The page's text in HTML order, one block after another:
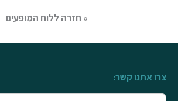
« חזרה ללוח המופעים
צרו אתנו קשר: